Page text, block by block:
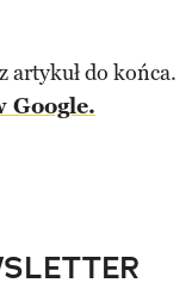
artykuł do końca.
Google.